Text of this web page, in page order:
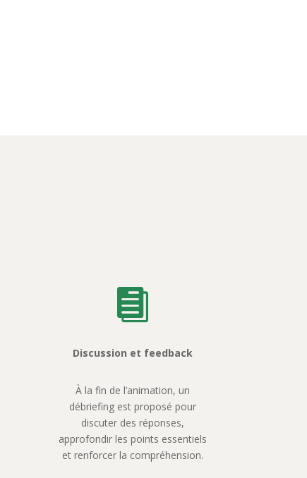

Discussion et feedback
À la fin de l’animation, un
débriefing est proposé pour
discuter des réponses,
approfondir les points essentiels
et renforcer la compréhension.